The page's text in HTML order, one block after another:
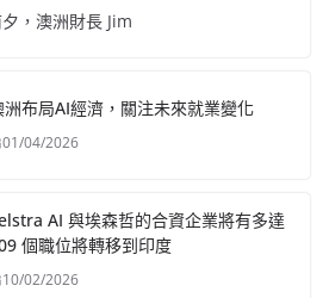
，澳洲財長 Jim
洲布局AI經濟，關注未來就業變化
01/04/2026
AI 與埃森哲的合資企業將有多達
個職位將轉移到印度
10/02/2026